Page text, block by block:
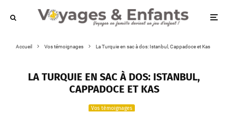
Accueil Vos témoignages La Turquie en sac à dos: Istanbul, Cappadoce et Kas
LA TURQUIE EN SAC À DOS: ISTANBUL,
CAPPADOCE ET KAS
Vos témoignages